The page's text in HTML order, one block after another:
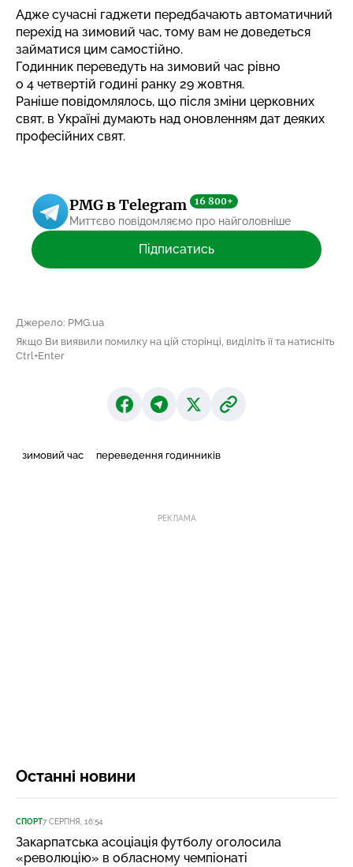
Адже сучасні гаджети передбачають автоматичний
перехід на зимовий час, тому вам не доведеться
займатися цим самостійно.
Годинник переведуть на зимовий час рівно
о 4 четвертій годині ранку 29 жовтня.
Раніше повідомлялось, що після зміни церковних
свят, в Україні думають над оновленням дат деяких
професійних свят.
PMG в Telegram 16 800+
Миттєво повідомляємо про найголовніше
Підписатись
Джерело: PMG.ua
Якщо Ви виявили помилку на цій сторінці, виділіть її та натисніть
Ctrl+Enter
зимовий час переведення годинників
РЕКЛАМА
Останні новини
СПОРТ7 СЕРПНЯ, 16:54
Закарпатська асоціація футболу оголосила
«революцію» в обласному чемпіонаті